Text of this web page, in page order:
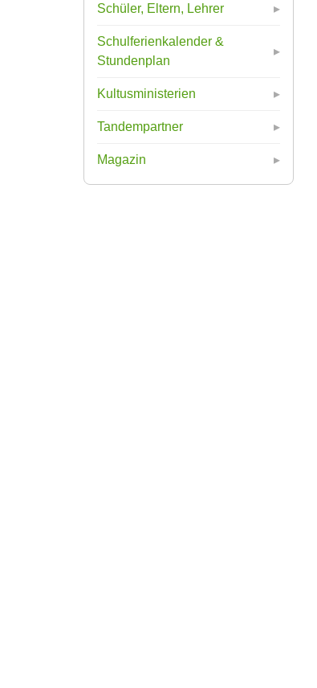
Schüler, Eltern, Lehrer
Schulferienkalender &
Stundenplan
Kultusministerien
Tandempartner
Magazin